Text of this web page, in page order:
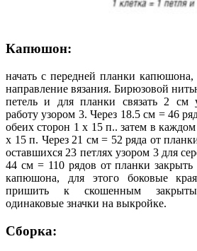
Капюшон:
начать с передней планки
направление вязания. Бирюзовой
петель и для планки связать 2 см
работу узором 3. Через 18.5 см = 46
обеих сторон 1 х 15 п.. затем в
х 15 п. Через 21 см = 52 ряда от
оставшихся 23 петлях узором 3 для
44 см = 110 рядов от планки
капюшона, для этого боковые
пришить к скошенным
одинаковые значки на выкройке.
Сборка: